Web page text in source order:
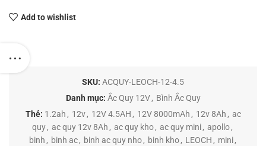
Add to wishlist
SKU: ACQUY-LEOCH-12-4.5
Danh mục: Ắc Quy 12V , Bình Ắc Quy
Thẻ: 1.2ah , 12v , 12V 4.5AH , 12V 8000mAh , 12v 8Ah , ac
quy, ac quy 12v 8Ah , ac quy kho, ac quy mini, apollo,
binh , binh ac , binh ac quy nho , binh kho , LEOCH , mini ,